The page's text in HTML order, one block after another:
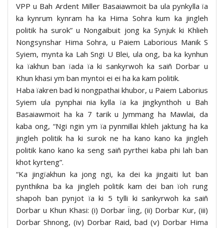
VPP u Bah Ardent Miller Basaiawmoit ba ula pynkylla ïa
ka kynrum kynram ha ka Hima Sohra kum ka jingleh
politik ha surok” u Nongaibuit jong ka Synjuk ki Khlieh
Nongsynshar Hima Sohra, u Paiem Laborious Manik S
Syiem, mynta ka Lah Sngi U Blei, ula ong, ba ka kynhun
ka ïakhun ban ïada ïa ki sankyrwoh ka saiñ Dorbar u
Khun khasi ym ban myntoi ei ei ha ka kam politik.
Haba ïakren bad ki nongpathai khubor, u Paiem Laborius
Syiem ula pynphai nia kylla ïa ka jingkynthoh u Bah
Basaiawmoit ha ka 7 tarik u Jymmang ha Mawlai, da
kaba ong, “Ngi ngin ym ïa pynmillai khleh jaktung ha ka
jingleh politik ha ki surok ne ha kano kano ka jingleh
politik kano kano ka seng saiñ pyrthei kaba phi lah ban
khot kyrteng”.
“Ka jingïakhun ka jong ngi, ka dei ka jingaiti lut ban
pynthikna ba ka jingleh politik kam dei ban ïoh rung
shapoh ban pynjot ïa ki 5 tylli ki sankyrwoh ka saiñ
Dorbar u Khun Khasi: (i) Dorbar Ïing, (ii) Dorbar Kur, (iii)
Dorbar Shnong, (iv) Dorbar Raid, bad (v) Dorbar Hima